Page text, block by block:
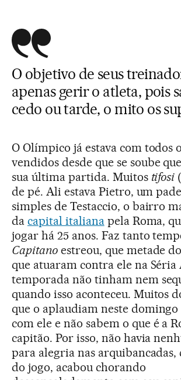
O objetivo de seus
apenas gerir o atleta, pois
cedo ou tarde, o mito os
O Olímpico já estava com todos
vendidos desde que se soube
sua última partida. Muitos tifosi
de pé. Ali estava Pietro, um
simples de Testaccio, o bairro
da capital italianapela Roma,
jogar há 25 anos. Faz tanto
Capitanoestreou, que metade
que atuaram contra ele na Séria
temporada não tinham nem
quando isso aconteceu. Muitos
que o aplaudiam neste domingo
com ele e não sabem o que é a
capitão. Por isso, não havia
para alegria nas arquibancadas,
do jogo, acabou chorando